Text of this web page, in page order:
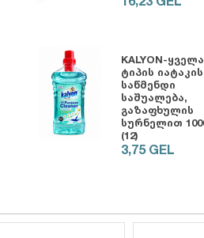
KALYON-ყველა
ტიპის იატაკის
საწმენდი
საშუალება,
გაზაფხულის
სურნელით
(12)
3,75 GEL
100009-ვედრო ნაცრისფერი
11,50 GEL
ᲧᲘᲓᲕᲐ